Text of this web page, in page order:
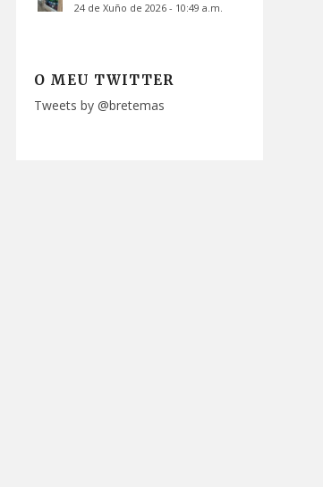
24 de Xuño de 2026 - 10:49 a.m.
O MEU TWITTER
Tweets by @bretemas